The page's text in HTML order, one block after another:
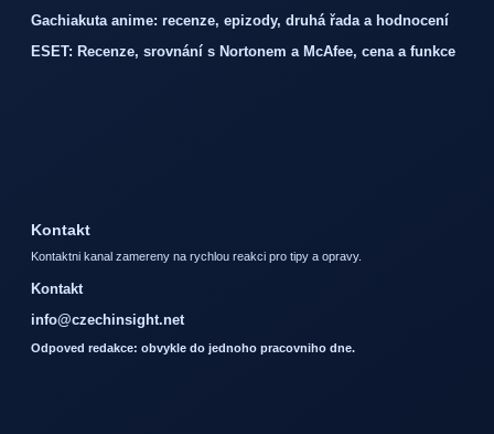
Gachiakuta anime: recenze, epizody, druhá řada a hodnocení
ESET: Recenze, srovnání s Nortonem a McAfee, cena a funkce
Kontakt
Kontaktni kanal zamereny na rychlou reakci pro tipy a opravy.
Kontakt
info@czechinsight.net
Odpoved redakce: obvykle do jednoho pracovniho dne.